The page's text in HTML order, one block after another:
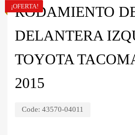
RODAMIENTO
DELANTERA
TOYOTA
2015
Code: 43570-04011
¡OFERTA!